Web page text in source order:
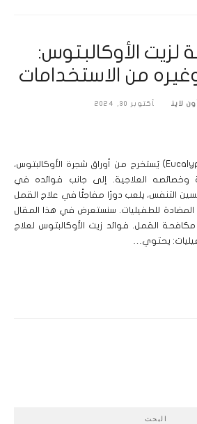
لزيت الأوكالبتوس:
من الاستخدامات
لاين أكتوبر 30, 2024
زيت الأوكالبتوس (Eucalyptus Oil) يُستخرج من أوراق شجرة الأوكالبتوس،
وخصائصه العلاجية. إلى جانب فوائده في
التنفس، يلعب دورًا مفاجئًا في علاج القمل
للطفيليات. سنستعرض في هذا المقال
القمل. فوائد زيت الأوكالبتوس لعلاج
يحتوي…
البحث